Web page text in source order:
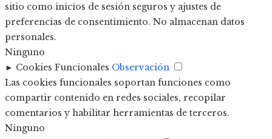
sitio como inicios de sesión seguros y ajustes de
preferencias de consentimiento. No almacenan datos
personales.
Ninguno
► Cookies Funcionales Observación
Las cookies funcionales soportan funciones como
compartir contenido en redes sociales, recopilar
comentarios y habilitar herramientas de terceros.
Ninguno